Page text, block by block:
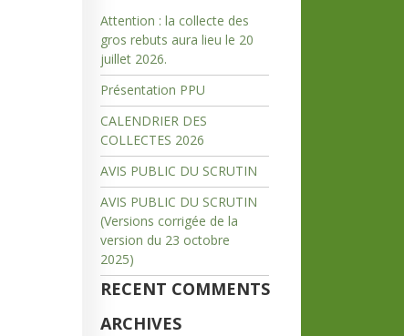
Attention : la collecte des
gros rebuts aura lieu le 20
juillet 2026.
Présentation PPU
CALENDRIER DES
COLLECTES 2026
AVIS PUBLIC DU SCRUTIN
AVIS PUBLIC DU SCRUTIN
(Versions corrigée de la
version du 23 octobre
2025)
RECENT COMMENTS
ARCHIVES